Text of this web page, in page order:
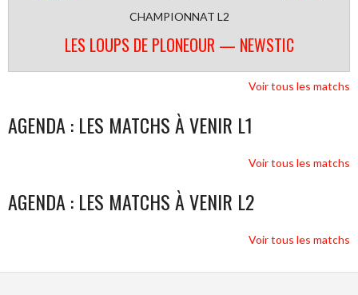
CHAMPIONNAT L2
LES LOUPS DE PLONEOUR — NEWSTIC
Voir tous les matchs
AGENDA : LES MATCHS À VENIR L1
Voir tous les matchs
AGENDA : LES MATCHS À VENIR L2
Voir tous les matchs